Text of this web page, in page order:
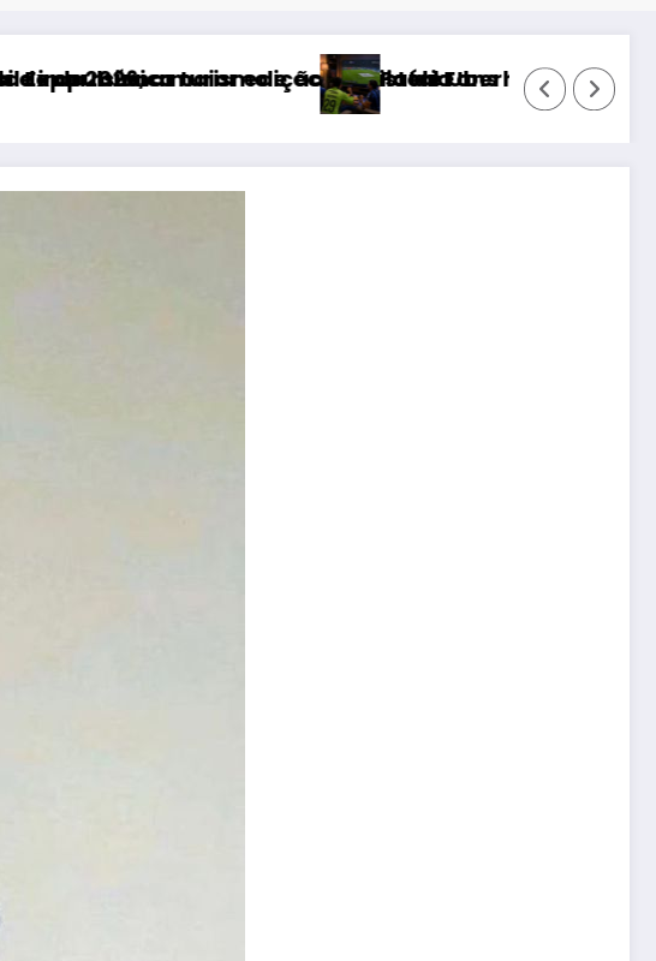
de Uberlândia
Fans negocia transmissão do CampeonatoCaso do ator